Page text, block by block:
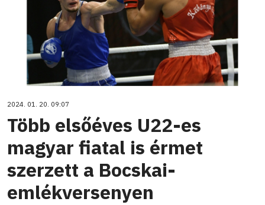
2024. 01. 20. 09:07
Több elsőéves U22-es
magyar fiatal is érmet
szerzett a Bocskai-
emlékversenyen